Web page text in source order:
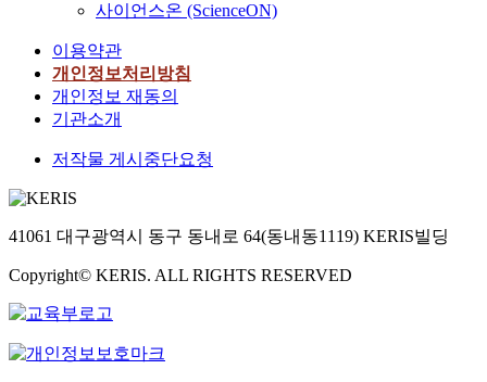
사이언스온 (ScienceON)
이용약관
개인정보처리방침
개인정보 재동의
기관소개
저작물 게시중단요청
41061 대구광역시 동구 동내로 64(동내동1119) KERIS빌딩
Copyright© KERIS. ALL RIGHTS RESERVED